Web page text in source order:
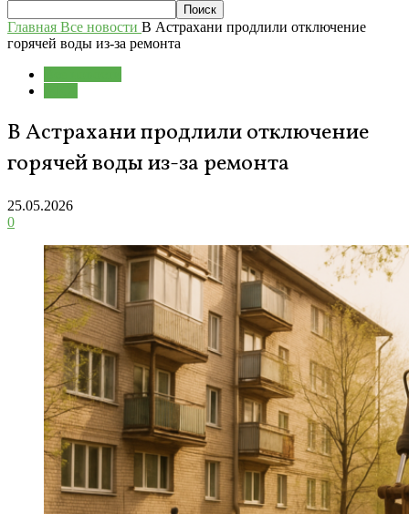
Главная Все новости В Астрахани продлили отключение
горячей воды из-за ремонта
В Астрахани продлили отключение
горячей воды из-за ремонта
25.05.2026
0